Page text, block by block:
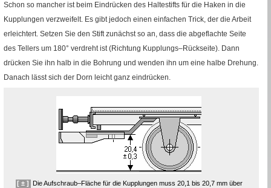
Schon so mancher ist beim Eindrücken des Haltestifts für die Haken in die
Kupplungen verzweifelt. Es gibt jedoch einen einfachen Trick, der die Arbeit
erleichtert. Setzen Sie den Stift zunächst so an, dass die abgeflachte Seite
des Tellers um 180° verdreht ist (Richtung Kupplungs–Rückseite). Dann
drücken Sie ihn halb in die Bohrung und wenden ihn um eine halbe Drehung.
Danach lässt sich der Dorn leicht ganz eindrücken.
[ ± ] Die Aufschraub–Fläche für die Kupplungen muss 20,1 bis 20,7 mmüber